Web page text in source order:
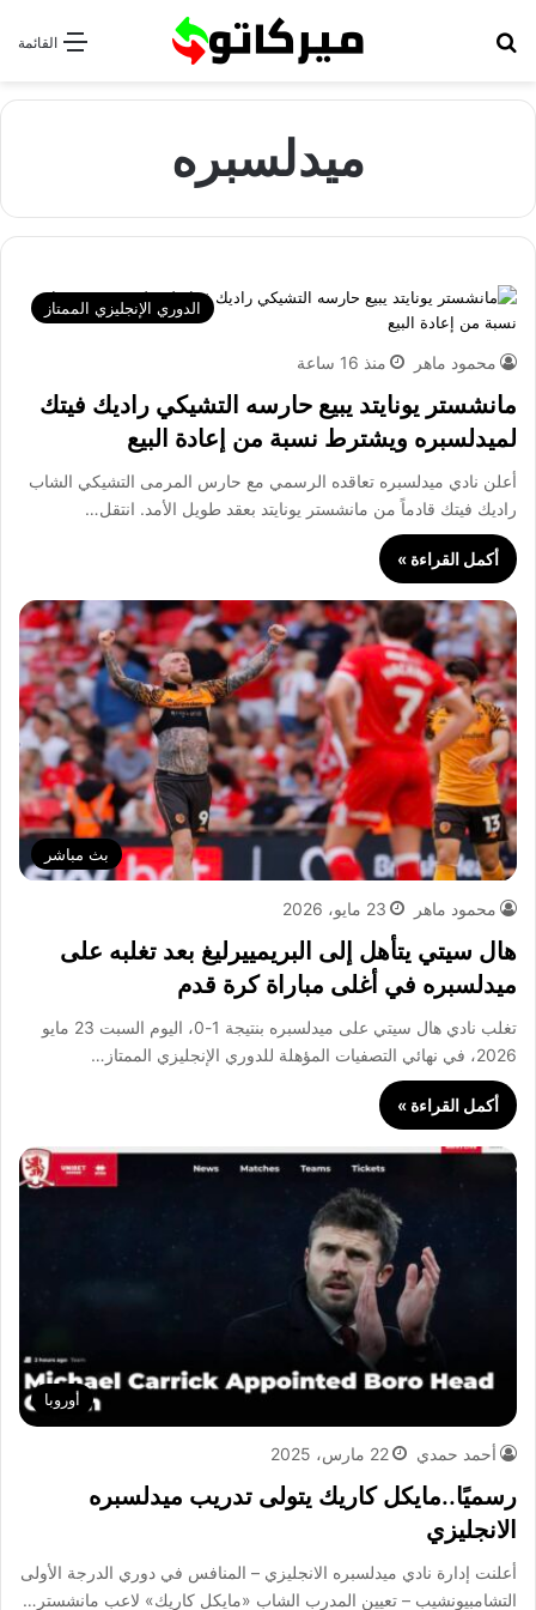
القائمة
ميدلسبره
الدوري الإنجليزي الممتاز
محمود ماهر منذ 16 ساعة
مانشستر يونايتد يبيع حارسه التشيكي راديك فيتك
لميدلسبره ويشترط نسبة من إعادة البيع
أعلن نادي ميدلسبره تعاقده الرسمي مع حارس المرمى التشيكي الشاب
راديك فيتك قادماً من مانشستر يونايتد بعقد طويل الأمد. انتقل…
أكمل القراءة »
بث مباشر
محمود ماهر 23 مايو، 2026
هال سيتي يتأهل إلى البريمييرليغ بعد تغلبه على
ميدلسبره في أغلى مباراة كرة قدم
تغلب نادي هال سيتي على ميدلسبره بنتيجة 1-0، اليوم السبت 23 مايو
2026، في نهائي التصفيات المؤهلة للدوري الإنجليزي الممتاز…
أكمل القراءة »
أوروبا
أحمد حمدي 22 مارس، 2025
رسميًا..مايكل كاريك يتولى تدريب ميدلسبره
الانجليزي
أعلنت إدارة نادي ميدلسبره الانجليزي – المنافس في دوري الدرجة الأولى
التشامبيونشيب – تعيين المدرب الشاب «مايكل كاريك» لاعب مانشستر…